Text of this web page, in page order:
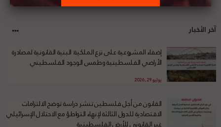
آخر الأخبار
إضفاء المشروعية على نزع الملكية: البنية القانونية لمصادرة
الأراضي الفلسطينية وطمس الوجود الفلسطيني
يوليو 29, 2026
القانون من أجل فلسطين تنشر دراسة توضح الالتزامات
الاقتصادية للدول الثالثة لإنهاء التواطؤ مع الاحتلال الإسرائيلي
غير القانوني للأرض الفلسطينية